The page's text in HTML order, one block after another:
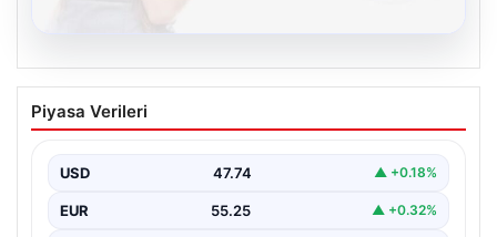
Kelebek sohbet platformu İle Sanal
İletişimin Sertifikalı Adresi Ve
İnternet çağında insanların seviyeli bir şekilde bağlantı
olarak…
Piyasa Verileri
USD 47.74 ▲ +0.18%
EUR 55.25 ▲ +0.32%